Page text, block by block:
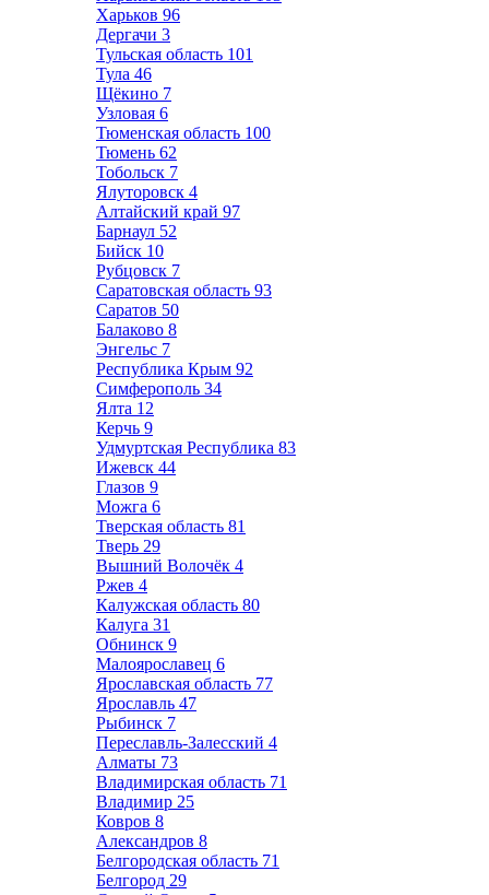
Харьков 96
Дергачи 3
Тульская область 101
Тула 46
Щёкино 7
Узловая 6
Тюменская область 100
Тюмень 62
Тобольск 7
Ялуторовск 4
Алтайский край 97
Барнаул 52
Бийск 10
Рубцовск 7
Саратовская область 93
Саратов 50
Балаково 8
Энгельс 7
Республика Крым 92
Симферополь 34
Ялта 12
Керчь 9
Удмуртская Республика 83
Ижевск 44
Глазов 9
Можга 6
Тверская область 81
Тверь 29
Вышний Волочёк 4
Ржев 4
Калужская область 80
Калуга 31
Обнинск 9
Малоярославец 6
Ярославская область 77
Ярославль 47
Рыбинск 7
Переславль-Залесский 4
Алматы 73
Владимирская область 71
Владимир 25
Ковров 8
Александров 8
Белгородская область 71
Белгород 29